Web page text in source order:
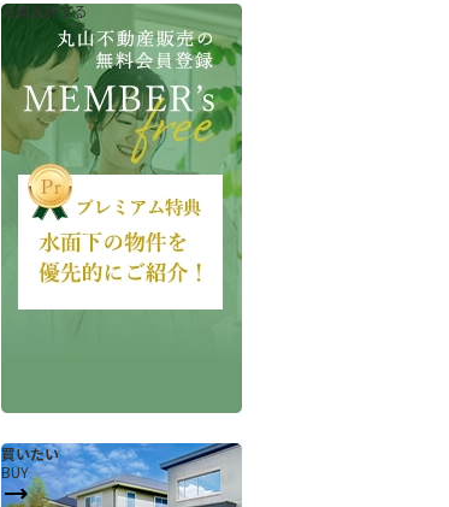
会員登録する
買いたい
BUY